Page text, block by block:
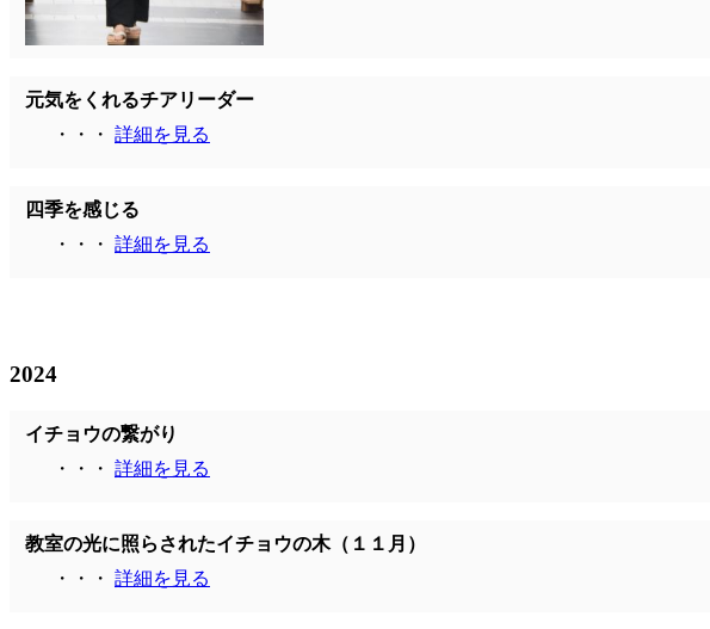
元気をくれるチアリーダー
・・・ 詳細を見る
四季を感じる
・・・ 詳細を見る
2024
イチョウの繋がり
・・・ 詳細を見る
教室の光に照らされたイチョウの木（１１月）
・・・ 詳細を見る